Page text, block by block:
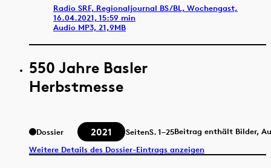
Radio SRF, Regionaljournal BS/BL, Wochengast,
16.04.2021, 15:59 min
Audio MP3, 21,9MB
550 Jahre Basler
Herbstmesse
Dossier 2021 SeitenS.1–25Beitrag enthält Bilder,
Weitere Details des Dossier-Eintrags anzeigen